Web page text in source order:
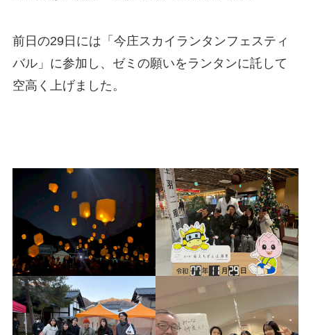
前日の29日には「今庄スカイランタンフェスティ
バル」に参加し、ゼミの願いをランタンに託して
空高く上げました。